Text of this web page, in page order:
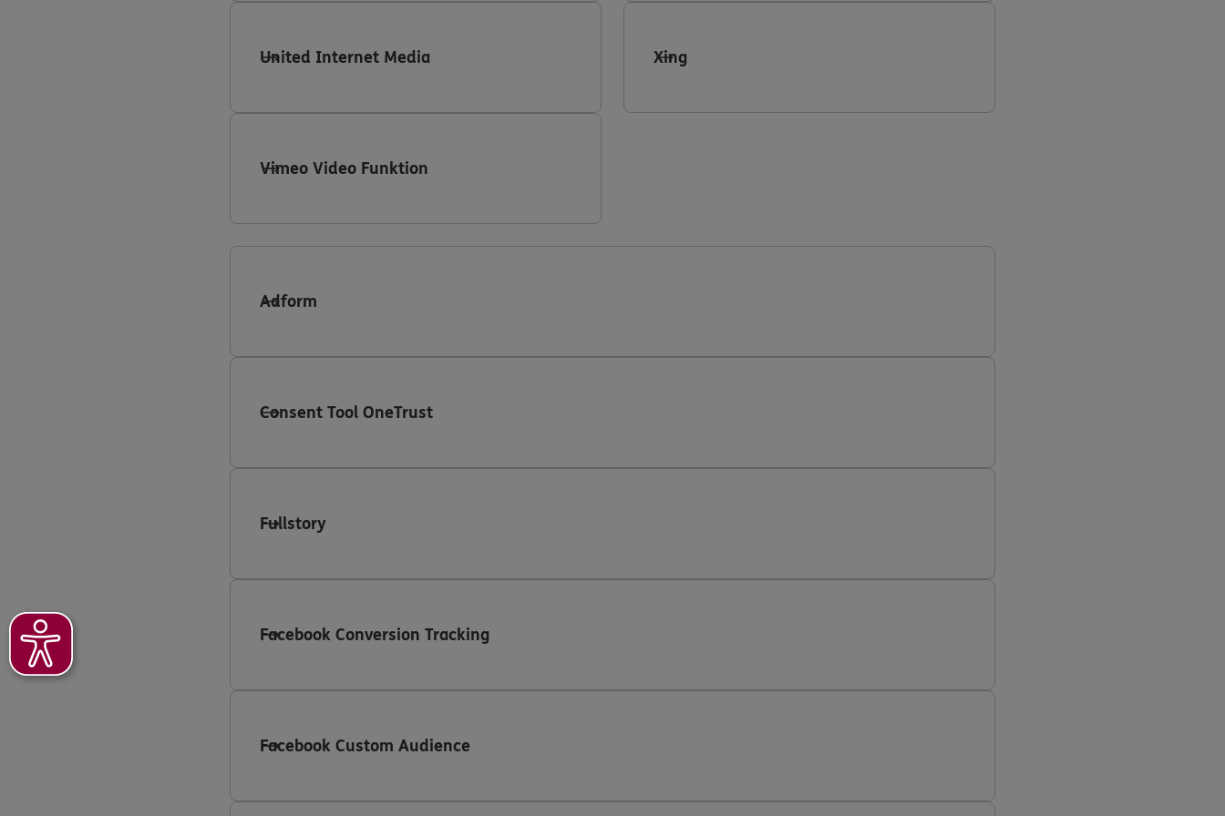
United Internet Media
Vimeo Video Funktion
Xing
Adform
Consent Tool OneTrust
Fullstory
Facebook Conversion Tracking
Facebook Custom Audience